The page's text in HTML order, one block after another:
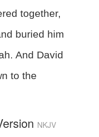
together,
buried him
And David
to the
NKJV